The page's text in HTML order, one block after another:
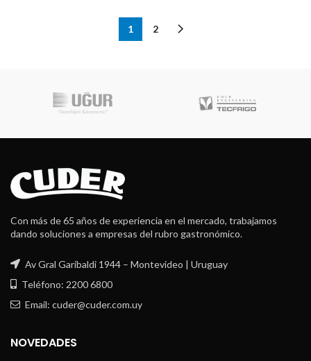
1 2
Robot Coupe
Con más de 65 años de experiencia en el mercado, trabajamos
dando soluciones a empresas del rubro gastronómico.
Av Gral Garibaldi 1944 – Montevideo | Uruguay
Teléfono: 2200 6800
Email: cuder@cuder.com.uy
NOVEDADES